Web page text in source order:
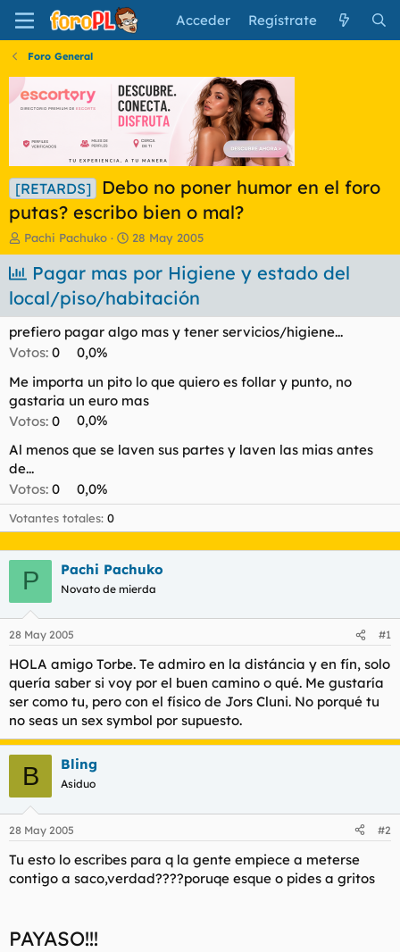
Acceder Regístrate
Foro General
[RETARDS]
Debo no poner humor en el foro
putas? escribo bien o mal?
I
n
i
c
i
a
d
o
d
e
t
e
a
Pachi Pachuko
F
e
c
h
a
d
e
i
c
28 May 2005
Pagar mas por Higiene y estado del
local/piso/habitación
prefiero pagar algo mas y tener servicios/higiene...
Votos: 0
0,0%
Me importa un pito lo que quiero es follar y punto, no
gastaria un euro mas
Votos: 0
0,0%
Al menos que se laven sus partes y laven las mias antes
de...
Votos: 0 0,0%
Votantes totales 0
P Pachi Pachuko
Novato de mierda
28 May 2005 #1
HOLA amigo Torbe. Te admiro en la distáncia y en fín, solo
quería saber si voy por el buen camino o qué. Me gustaría
ser como tu, pero con el físico de Jors Cluni. No porqué tu
no seas un sex symbol por supuesto.
B Bling
Asiduo
28 May 2005 #2
Tu esto lo escribes para q la gente empiece a meterse
contigo a saco,verdad????poruqe esque o pides a gritos
PAYASO!!!